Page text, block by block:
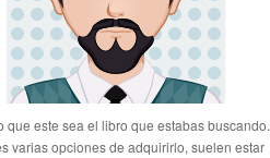
que este sea el libro que estabas buscando.
varias opciones de adquirirlo, suelen estar